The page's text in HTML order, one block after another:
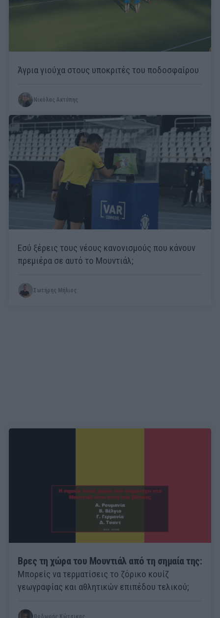
Άγρια γιούχα στους υποκριτές του ποδοσφαίρου
Νικόλας Ακτύπης
Εσύ ξέρεις τους νέους κανονισμούς που κάνουν
πρεμιέρα σε αυτό το Μουντιάλ;
Σωτήρης Μήλιος
Βρες τη χώρα του Μουντιάλ από τη σημαία της:
Μπορείς να τερματίσεις το ζόρικο κουίζ
γεωγραφίας και αθλητικών επιπέδου τελικού;
Θοδωρής Κώτσικας